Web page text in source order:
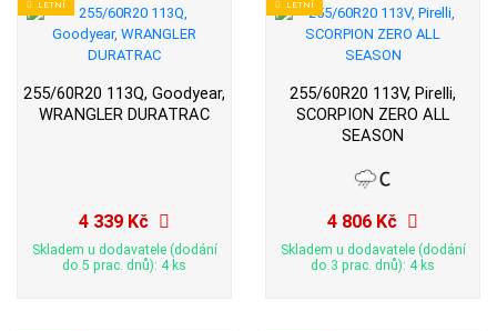
LETNÍ
255/60R20 113Q, Goodyear,
WRANGLER DURATRAC
4 339 Kč
Skladem u dodavatele (dodání
do 5 prac. dnů): 4 ks
LETNÍ
255/60R20 113V, Pirelli,
SCORPION ZERO ALL
SEASON
4 806 Kč
Skladem u dodavatele (dodání
do 3 prac. dnů): 4 ks